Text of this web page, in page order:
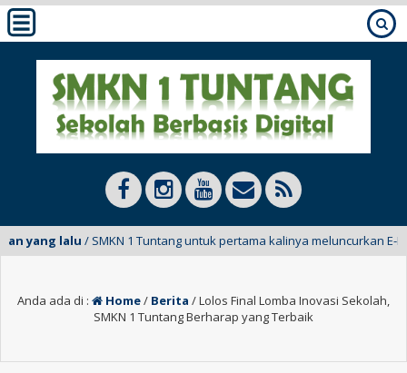
yang lalu/ SMKN 1 Tuntang untuk pertama kalinya meluncurkan E-
Anda ada di : Home/ Berita /Lolos Final Lomba Inovasi Sekolah,
SMKN 1 Tuntang Berharap yang Terbaik